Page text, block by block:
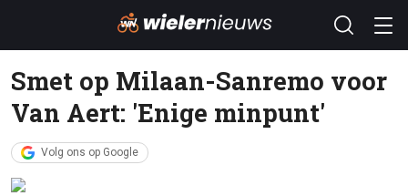
Smet op Milaan-Sanremo voor
Van Aert: 'Enige minpunt'
Volg ons op Google